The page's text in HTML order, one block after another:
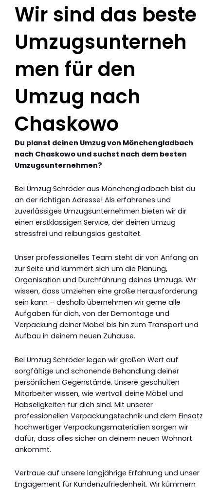
Wir sind das beste
Umzugsunterneh
men für den
Umzug nach
Chaskowo
Du planst deinen Umzug von Mönchengladbach
nach Chaskowo und suchst nach dem besten
Umzugsunternehmen?
Bei Umzug Schröder aus Mönchengladbach bist du
an der richtigen Adresse! Als erfahrenes und
zuverlässiges Umzugsunternehmen bieten wir dir
einen erstklassigen Service, der deinen Umzug
stressfrei und reibungslos gestaltet.
Unser professionelles Team steht dir von Anfang an
zur Seite und kümmert sich um die Planung,
Organisation und Durchführung deines Umzugs. Wir
wissen, dass Umziehen eine große Herausforderung
sein kann – deshalb übernehmen wir gerne alle
Aufgaben für dich, von der Demontage und
Verpackung deiner Möbel bis hin zum Transport und
Aufbau in deinem neuen Zuhause.
Bei Umzug Schröder legen wir großen Wert auf
sorgfältige und schonende Behandlung deiner
persönlichen Gegenstände. Unsere geschulten
Mitarbeiter wissen, wie wertvoll deine Möbel und
Habseligkeiten für dich sind. Mit unserer
professionellen Verpackungstechnik und dem Einsatz
hochwertiger Verpackungsmaterialien sorgen wir
dafür, dass alles sicher an deinem neuen Wohnort
ankommt.
Vertraue auf unsere langjährige Erfahrung und unser
Engagement für Kundenzufriedenheit. Wir kümmern